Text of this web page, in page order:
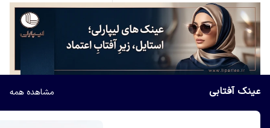
عینک آفتابی مشاهده همه